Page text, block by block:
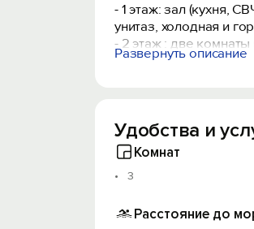
- 1 этаж: зал (кухня,
унитаз, холодная и
- 2 этаж : две комнаты
Развернуть описание
Удобства и
Комнат
3
Расстояние до